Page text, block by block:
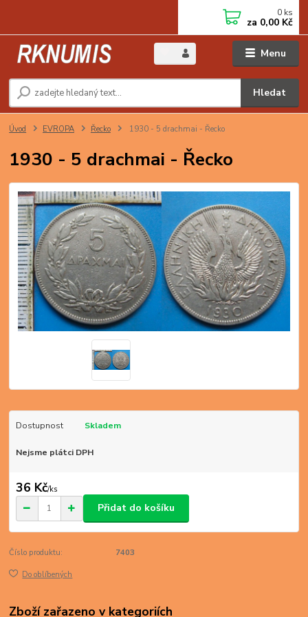
Menu
Hledat
0 ks
za 0,00 Kč
Úvod EVROPA Řecko 1930 - 5 drachmai - Řecko
1930 - 5 drachmai - Řecko
Dostupnost Skladem
Nejsme plátci DPH
36 Kč/ks
Přidat do košíku
Číslo produktu: 7403
Do oblíbených
Zboží zařazeno v kategoriích